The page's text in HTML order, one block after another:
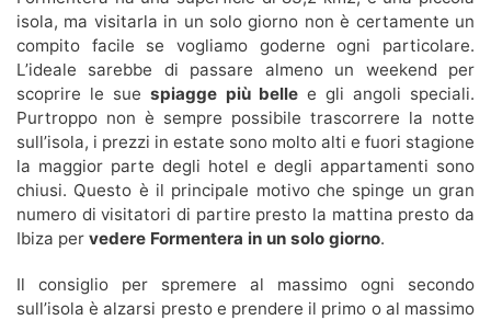
isola, ma visitarla in un solo giorno non è certamente un
compito facile se vogliamo goderne ogni particolare.
L’ideale sarebbe di passare almeno un weekend per
scoprire le sue spiagge più belle e gli angoli speciali.
Purtroppo non è sempre possibile trascorrere la notte
sull’isola, i prezzi in estate sono molto alti e fuori stagione
la maggior parte degli hotel e degli appartamenti sono
chiusi. Questo è il principale motivo che spinge un gran
numero di visitatori di partire presto la mattina presto da
Ibiza per vedere Formentera in un solo giorno.
Il consiglio per spremere al massimo ogni secondo
sull’isola è alzarsi presto e prendere il primo o al massimo